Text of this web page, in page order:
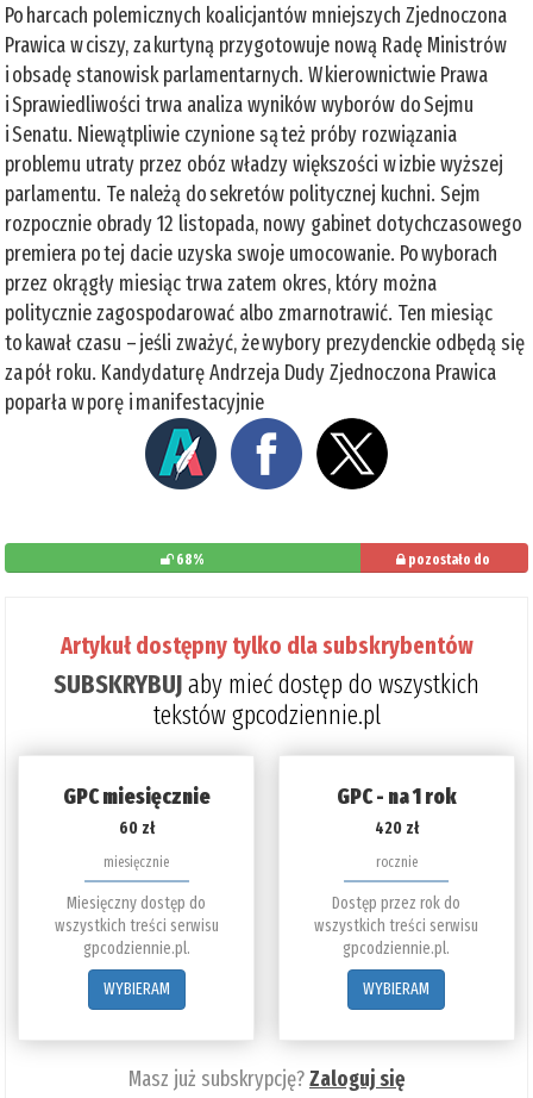
Po harcach polemicznych koalicjantów mniejszych Zjednoczona
Prawica w ciszy, za kurtyną przygotowuje nową Radę Ministrów
i obsadę stanowisk parlamentarnych. W kierownictwie Prawa
i Sprawiedliwości trwa analiza wyników wyborów do Sejmu
i Senatu. Niewątpliwie czynione są też próby rozwiązania
problemu utraty przez obóz władzy większości w izbie wyższej
parlamentu. Te należą do sekretów politycznej kuchni. Sejm
rozpocznie obrady 12 listopada, nowy gabinet dotychczasowego
premiera po tej dacie uzyska swoje umocowanie. Po wyborach
przez okrągły miesiąc trwa zatem okres, który można
politycznie zagospodarować albo zmarnotrawić. Ten miesiąc
to kawał czasu – jeśli zważyć, że wybory prezydenckie odbędą się
za pół roku. Kandydaturę Andrzeja Dudy Zjednoczona Prawica
poparła w porę i manifestacyjnie
68%
pozostało do
Artykuł dostępny tylko dla subskrybentów
SUBSKRYBUJaby mieć dostęp do wszystkich
tekstów gpcodziennie.pl
GPC miesięcznie
60 zł
miesięcznie
Miesięczny dostęp do
wszystkich treści serwisu
gpcodziennie.pl.
WYBIERAM
GPC - na 1 rok
420 zł
rocznie
Dostęp przez rok do
wszystkich treści serwisu
gpcodziennie.pl.
WYBIERAM
Masz już subskrypcję?Zaloguj się